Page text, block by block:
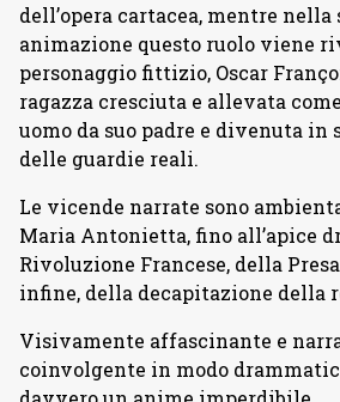
dell’opera cartacea, mentre nella
animazione questo ruolo viene
personaggio fittizio, Oscar
ragazza cresciuta e allevata
uomo da suo padre e divenuta in
delle guardie reali.
Le vicende narrate sono
Maria Antonietta, fino all’apice
Rivoluzione Francese, della
infine, della decapitazione della
Visivamente affascinante e
coinvolgente in modo